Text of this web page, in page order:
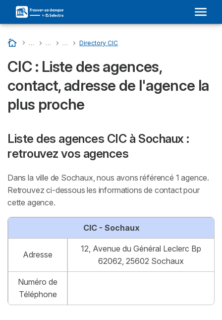
Accueil
… Liste Des Banques En France
… CIC : Son Adresse Dans Votre Ville et Avis
… Directory Departments - CIC
…
Directory CIC
CIC : Liste des agences,
contact, adresse de l'agence la
plus proche
Liste des agences CIC à Sochaux :
retrouvez vos agences
Dans la ville de Sochaux, nous avons référencé 1 agence.
Retrouvez ci-dessous les informations de contact pour
cette agence.
CIC - Sochaux
Adresse
12, Avenue du Général Leclerc Bp
62062, 25602 Sochaux
Numéro de
Téléphone